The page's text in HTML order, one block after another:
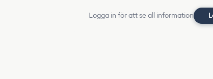
Logga in för att se all information